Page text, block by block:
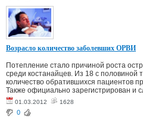
Возрасло количество заболевших ОРВИ
Потепление стало причиной роста
среди костанайцев. Из 18 с половиной
количество обратившихся пациентов
Также официально зарегистрирован и
01.03.2012 1628
0